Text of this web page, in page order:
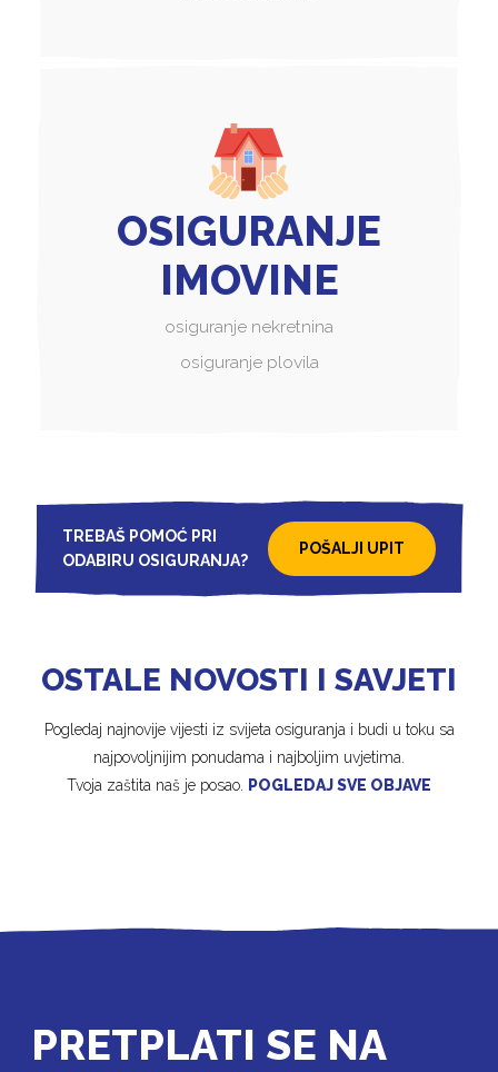
OSIGURANJE
IMOVINE
osiguranje nekretnina
osiguranje plovila
TREBAŠ POMOĆ PRI
ODABIRU OSIGURANJA?
POŠALJI UPIT
OSTALE NOVOSTI I SAVJETI
Pogledaj najnovije vijesti iz svijeta osiguranja i budi u toku sa
najpovoljnijim ponudama i najboljim uvjetima.
Tvoja zaštita naš je posao. POGLEDAJ SVE OBJAVE
PRETPLATI SE NA